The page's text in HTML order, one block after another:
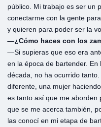
público. Mi trabajo es ser un
conectarme con la gente
y quieren para poder ser la
—¿Cómo haces con los
—Si supieras que eso era
en la época de bartender.
década, no ha ocurrido
diferente, una mujer
es tanto así que me aborden
que se me acerca también,
las conocí en mi etapa de